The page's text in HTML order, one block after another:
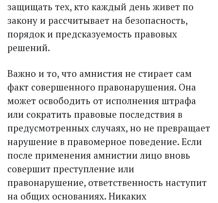
защищать тех, кто каждый день живет по
закону и рассчитывает на безопасность,
порядок и предсказуемость правовых
решений.
Важно и то, что амнистия не стирает сам
факт совершенного правонарушения. Она
может освободить от исполнения штрафа
или сократить правовые последствия в
предусмотренных случаях, но не превращает
нарушение в правомерное поведение. Если
после применения амнистии лицо вновь
совершит преступление или
правонарушение, ответственность наступит
на общих основаниях. Никаких